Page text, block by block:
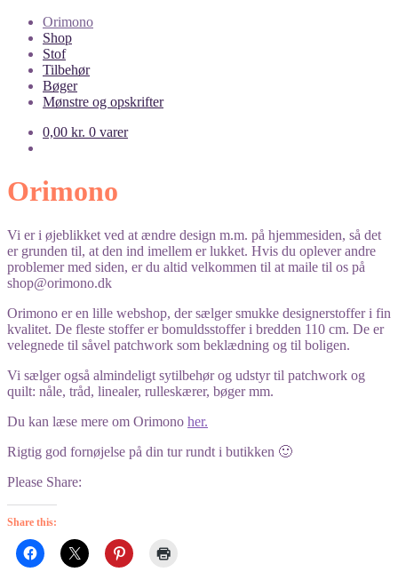
Orimono
Shop
Stof
Tilbehør
Bøger
Mønstre og opskrifter
0,00 kr. 0 varer
Orimono
Vi er i øjeblikket ved at ændre design m.m. på hjemmesiden, så det
er grunden til, at den ind imellem er lukket. Hvis du oplever andre
problemer med siden, er du altid velkommen til at maile til os på
shop@orimono.dk
Orimono er en lille webshop, der sælger smukke designerstoffer i fin
kvalitet. De fleste stoffer er bomuldsstoffer i bredden 110 cm. De er
velegnede til såvel patchwork som beklædning og til boligen.
Vi sælger også almindeligt sytilbehør og udstyr til patchwork og
quilt: nåle, tråd, linealer, rulleskærer, bøger mm.
Du kan læse mere om Orimono her.
Rigtig god fornøjelse på din tur rundt i butikken 🙂
Please Share:
Share this: